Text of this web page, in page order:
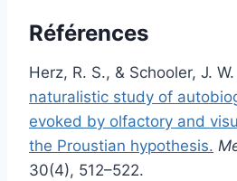
Références
Herz, R. S., & Schooler, J.
naturalistic study of
evoked by olfactory and
the Proustian hypothesis.
30(4), 512–522.